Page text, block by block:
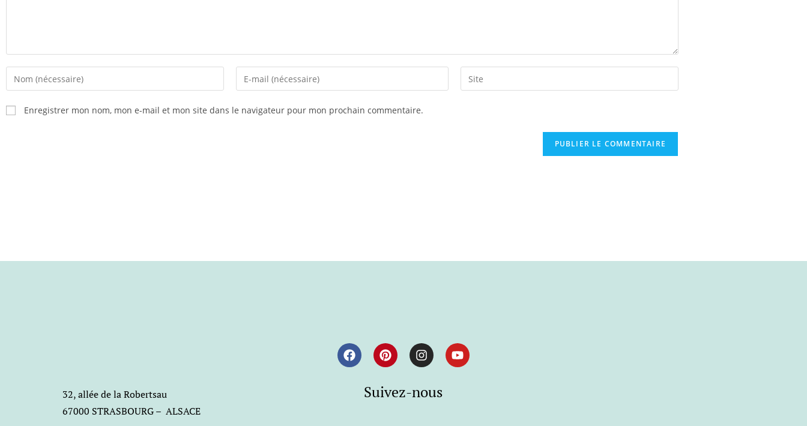
Enregistrer mon nom, mon e-mail et mon site dans le navigateur pour mon prochain commentaire.
32, allée de la Robertsau
67000 STRASBOURG – ALSACE
Suivez-nous